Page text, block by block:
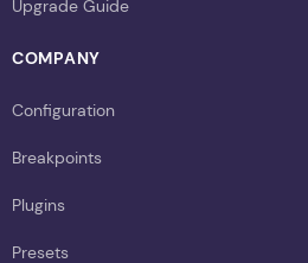
Upgrade Guide
COMPANY
Configuration
Breakpoints
Plugins
Presets